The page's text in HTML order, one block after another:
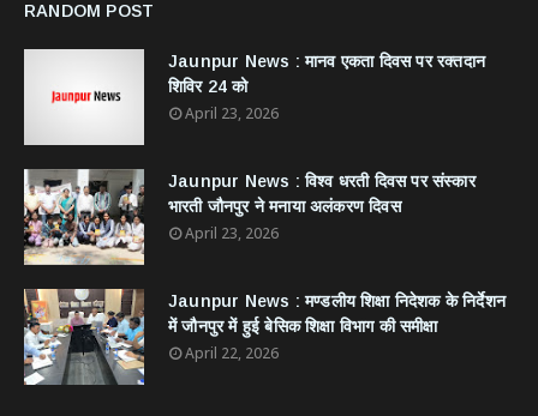
RANDOM POST
Jaunpur News : ​मानव एकता दिवस पर रक्तदान
शिविर 24 को
April 23, 2026
Jaunpur News : विश्व धरती दिवस पर संस्कार
भारती जौनपुर ने मनाया अलंकरण दिवस
April 23, 2026
Jaunpur News : ​मण्डलीय शिक्षा निदेशक के निर्देशन
में जौनपुर में हुई बेसिक शिक्षा विभाग की समीक्षा
April 22, 2026